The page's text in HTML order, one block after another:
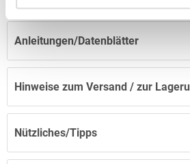
Anleitungen/Datenblätter
Hinweise zum Versand / zur
Nützliches/Tipps